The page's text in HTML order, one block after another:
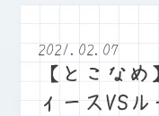
2021.02.07
【とこな
ィースVS